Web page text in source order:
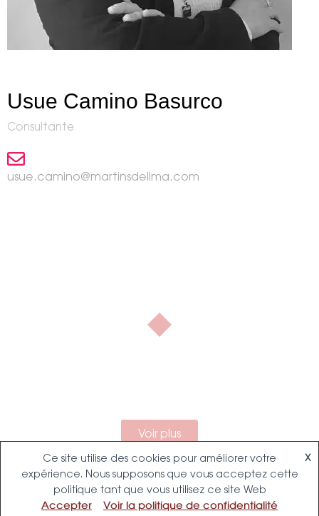
Usue Camino Basurco
Consultante
usue.camino@martinsdelima.com
Voir plus
Ce site utilise des cookies pour améliorer votre
expérience. Nous supposons que vous acceptez cette
politique tant que vous utilisez ce site Web
X
Accepter Voir la politique de confidentialité